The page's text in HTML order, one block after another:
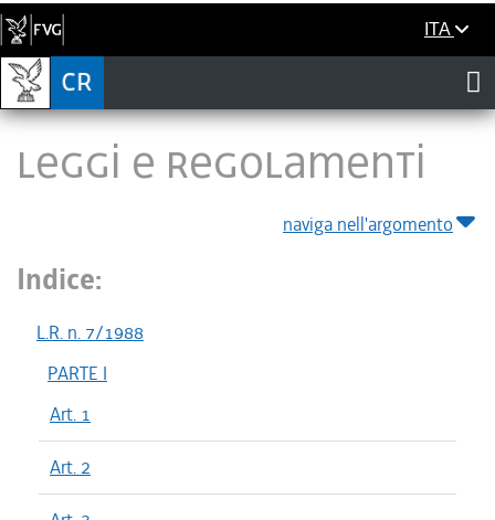
ITA
LEGGI E REGOLAMENTI
naviga nell'argomento
Indice:
L.R. n. 7/1988
PARTE I
Art. 1
Art. 2